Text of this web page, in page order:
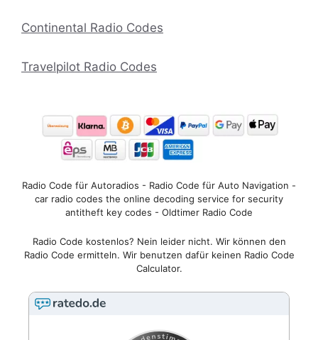
Continental Radio Codes
Travelpilot Radio Codes
Radio Code für Autoradios - Radio Code für Auto Navigation -
car radio codes the online decoding service for security
antitheft key codes - Oldtimer Radio Code
Radio Code kostenlos? Nein leider nicht. Wir können den
Radio Code ermitteln. Wir benutzen dafür keinen Radio Code
Calculator.